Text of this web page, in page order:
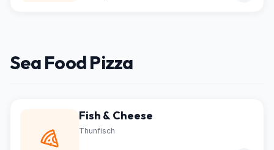
Sea Food Pizza
Fish & Cheese
Thunfisch